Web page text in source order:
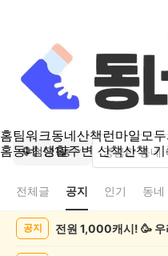
홈팀워크동네산책런마일모
홈동네 생활주변 산책산책
첨단1동
전체글 공지 인기 동네
공지 전원 1,000캐시! 🥳